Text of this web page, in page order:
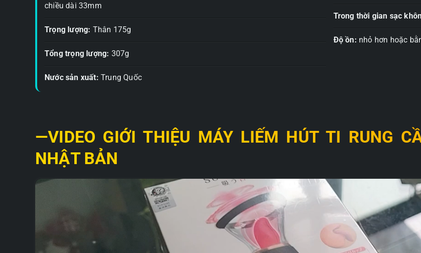
chiều dài 33mm
Trọng lượng: Thân 175g
Tổng trọng lượng: 307g
Nước sản xuất: Trung Quốc
Trong thời gian sạc
Độ ồn: nhỏ hơn hoặc
—VIDEO GIỚI THIỆU MÁY LIẾM HÚT TI RUNG
NHẬT BẢN